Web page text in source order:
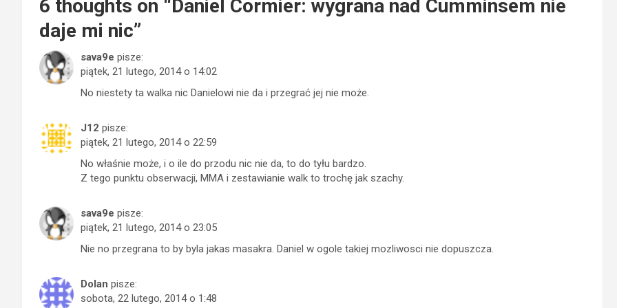
6 thoughts on “ Daniel Cormier: wygrana nad Cumminsem nie
daje mi nic”
sava9e pisze:
piątek, 21 lutego, 2014 o 14:02
No niestety ta walka nic Danielowi nie da i przegrać jej nie może.
J12 pisze:
piątek, 21 lutego, 2014 o 22:59
No właśnie może, i o ile do przodu nic nie da, to do tyłu bardzo.
Z tego punktu obserwacji, MMA i zestawianie walk to trochę jak szachy.
sava9e pisze:
piątek, 21 lutego, 2014 o 23:05
Nie no przegrana to by byla jakas masakra. Daniel w ogole takiej mozliwosci nie dopuszcza.
Dolan pisze:
sobota, 22 lutego, 2014 o 1:48